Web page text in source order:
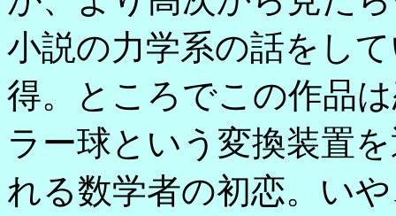
小説の力学系の話をし
得。ところでこの作品
ラー球という変換装置
れる数学者の初恋。い